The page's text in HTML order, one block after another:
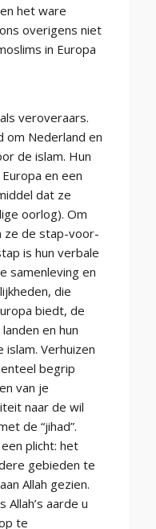
het ware
overigens niet
in Europa
veroveraars.
om Nederland en
de islam. Hun
en een
dat ze
oorlog). Om
ze de stap-voor-
is hun verbale
samenleving en
die
biedt, de
en hun
Verhuizen
begrip
van je
naar de wil
de “jihad”.
plicht: het
gebieden te
Allah gezien.
Allah’s aarde u
te